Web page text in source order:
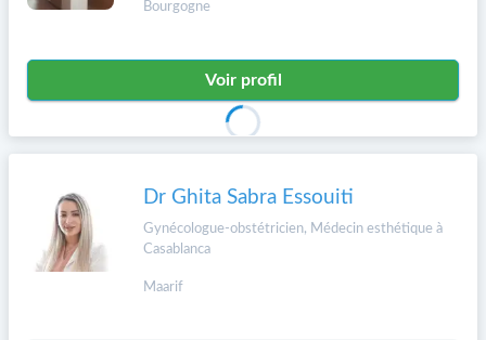
Bourgogne
Voir profil
Dr Ghita Sabra Essouiti
Gynécologue-obstétricien, Médecin esthétique à
Casablanca
Maarif